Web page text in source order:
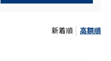
新着順 高額順